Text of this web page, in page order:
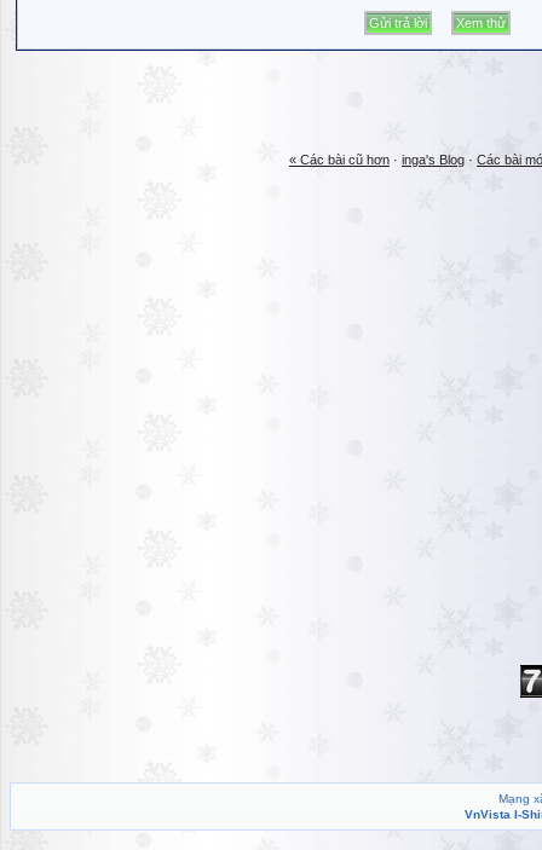
« Các bài cũ hơn · inga's Blog · Các bài
Mạng
VnVista I-